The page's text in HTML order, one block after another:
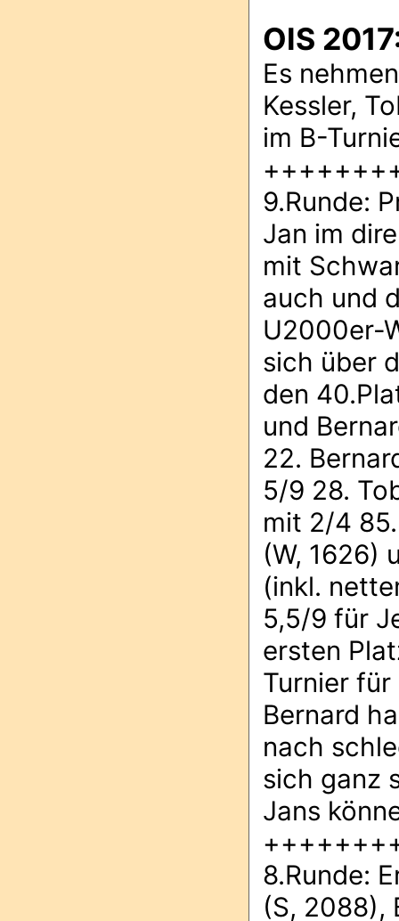
OIS
Es
Kessler,
im B-
9.Runde:
Jan im
mit
auch und
U2000er-
sich über
den
und
22.
5/9 28.
mit 2/4
(W, 1626)
(inkl.
5,5/9 für
ersten
Turnier
Bernard
nach
sich ganz
Jans
8.Runde:
(S, 2088),